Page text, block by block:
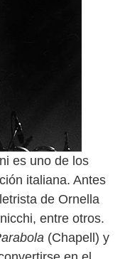
es uno de los
italiana. Antes
de Ornella
entre otros.
(Chapell) y